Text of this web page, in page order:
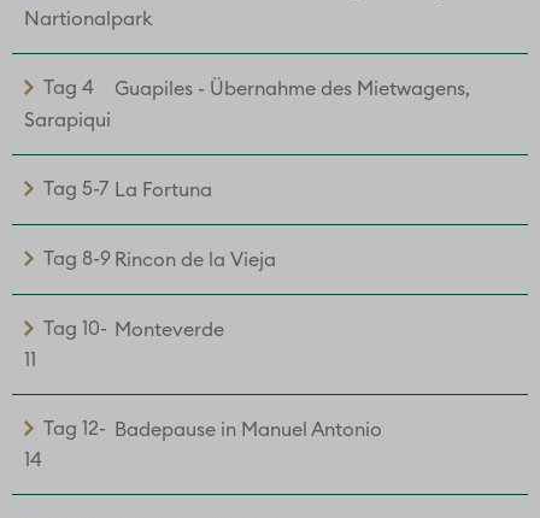
Nartionalpark
Tag 4
Guapiles - Übernahme des Mietwagens,
Sarapiqui
Tag 5-7 La Fortuna
Tag 8-9 Rincon de la Vieja
Tag 10-
11
Monteverde
Tag 12-
14
Badepause in Manuel Antonio